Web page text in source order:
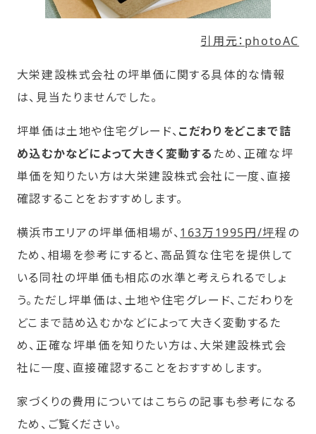
引用元：photoAC
大栄建設株式会社の坪単価に関する具体的な情報
は、見当たりませんでした。
坪単価は土地や住宅グレード、こだわりをどこまで詰
め込むかなどによって大きく変動する ため、正確な坪
単価を知りたい方は大栄建設株式会社に一度、直接
確認することをおすすめします。
横浜市エリアの坪単価相場が、163万1995円/坪程の
ため、相場を参考にすると、高品質な住宅を提供して
いる同社の坪単価も相応の水準と考えられるでしょ
う。ただし坪単価は、土地や住宅グレード、こだわりを
どこまで詰め込むかなどによって大きく変動するた
め、正確な坪単価を知りたい方は、大栄建設株式会
社に一度、直接確認することをおすすめします。
家づくりの費用についてはこちらの記事も参考になる
ため、ご覧ください。